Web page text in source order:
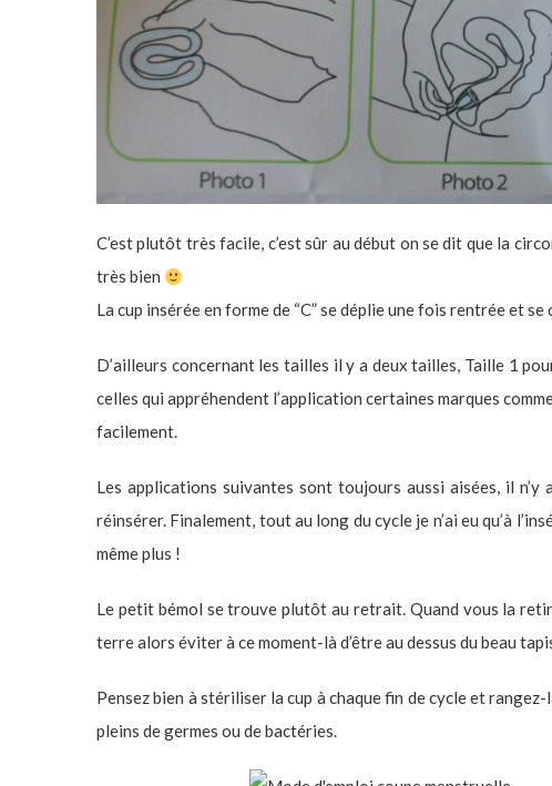
C’est plutôt très facile, c’est sûr au début on se dit que la
très bien
La cup insérée en forme de “C” se déplie une fois rentrée et
D’ailleurs concernant les tailles il y a deux tailles, Taille 1
celles qui appréhendent l’application certaines marques
facilement.
Les applications suivantes sont toujours aussi aisées, il
réinsérer. Finalement, tout au long du cycle je n’ai eu qu’à
même plus !
Le petit bémol se trouve plutôt au retrait. Quand vous la
terre alors éviter à ce moment-là d’être au dessus du beau
Pensez bien à stériliser la cup à chaque fin de cycle et
pleins de germes ou de bactéries.